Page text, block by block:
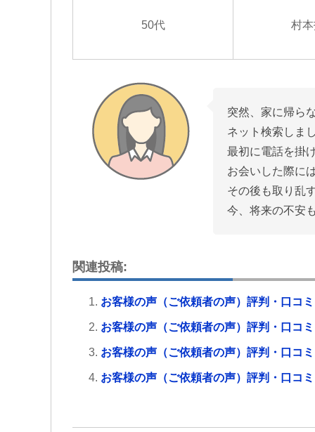
50代
村
突然、家に帰ら
ネット検索しまし
最初に電話を掛
お会いした際に
その後も取り乱
今、将来の不安
関連投稿:
お客様の声（ご依頼者の声）評判・口コミ
お客様の声（ご依頼者の声）評判・口コミ
お客様の声（ご依頼者の声）評判・口コミ
お客様の声（ご依頼者の声）評判・口コミ